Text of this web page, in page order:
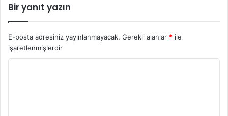
Bir yanıt yazın
E-posta adresiniz yayınlanmayacak. Gerekli alanlar * ile
işaretlenmişlerdir